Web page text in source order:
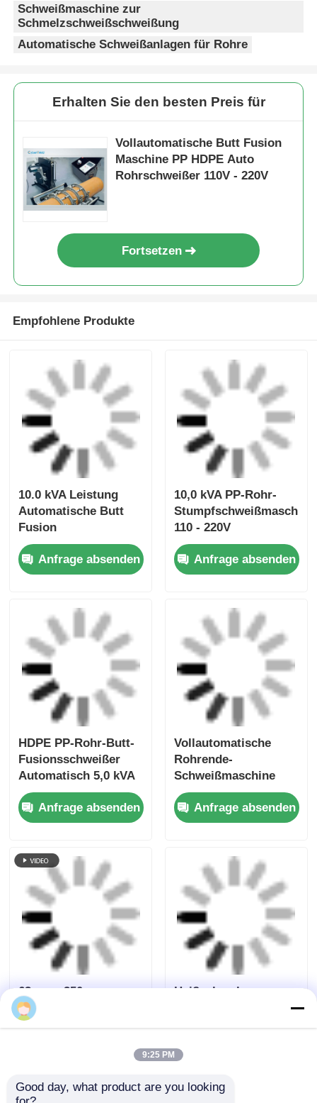
Fortsetzen
Empfohlene Produkte
10.0 kVA Leistung
Fusion
Schweißmaschine für
10,0 kVA PP-Rohr-
HDPE PP-Rohr-Butt-
Fusionsschweißer
Automatisch 5,0 kVA
Vollautomatische
Rohrende-
Schweißmaschine
63mm - 250mm
Rohrende-
Schweißmaschine 5,0
Heißschmelz-
5,0 KVA PP PE HDPE
Über uns Kontakt
Desktop Site
Sitemap
Privacy policy
Qualität
Schweißmaschine zur
Schmelzschweißmaschine
China Fabrik.Copyright
9:25 PM
Good day, what product are you looking